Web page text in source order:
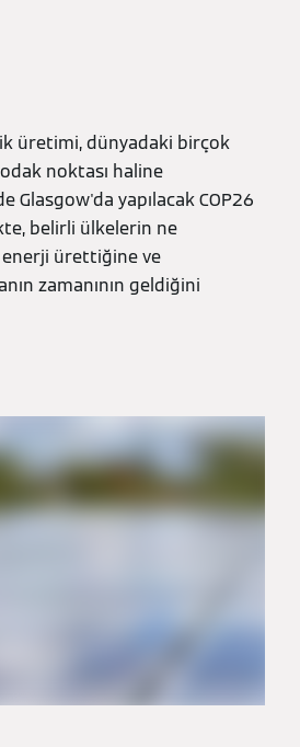
üretimi, dünyadaki birçok
noktası haline
Glasgow'da yapılacak COP26
belirli ülkelerin ne
ürettiğine ve
zamanının geldiğini